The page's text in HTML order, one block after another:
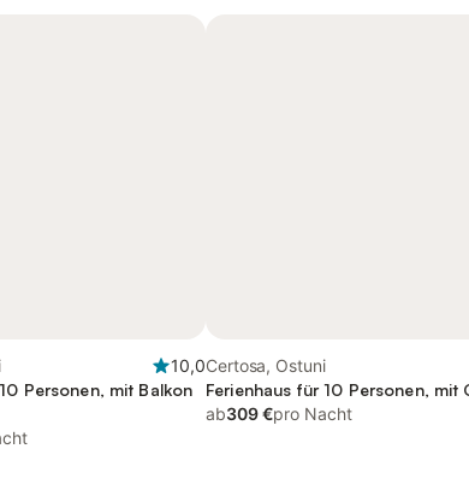
10,0
Personen, mit Balkon
Certosa, Ostuni
Ferienhaus für 10 Personen, mit
ab309 €pro Nacht